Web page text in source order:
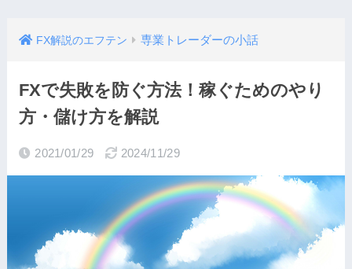
FX解説のエフテン 専業トレーダーの小話
FXで失敗を防ぐ方法！稼ぐためのやり
方・儲け方を解説
2021/01/29 2024/11/29